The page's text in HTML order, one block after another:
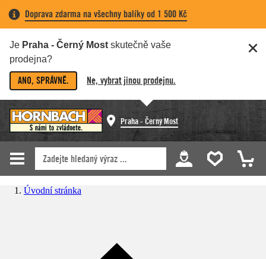
Doprava zdarma na všechny balíky od 1 500 Kč
Je Praha - Černý Most skutečně vaše
prodejna?
ANO, SPRÁVNĚ. Ne, vybrat jinou prodejnu.
Praha - Černý Most
Úvodní stránka